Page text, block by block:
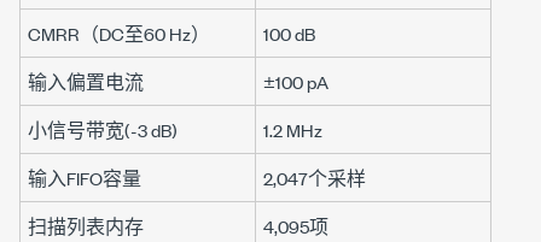
CMRR（DC至60 Hz）
100 dB
输入偏置电流
±100 pA
小信号带宽(-3 dB)
1.2 MHz
输入FIFO容量
2,047个采样
扫描列表内存
4,095项